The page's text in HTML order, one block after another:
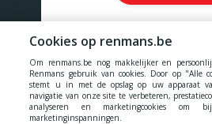
Onze prijzen zijn inclusief alle
Cookies
- Privacy -
Cookies op renmans.be
Om renmans.be nog makkelijker en
Renmans gebruik van cookies. Door op "Alle
stemt u in met de opslag op uw apparaat
navigatie van onze site te verbeteren,
analyseren en marketingcookies
marketinginspanningen.